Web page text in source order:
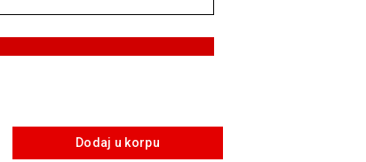
Dodaj u korpu